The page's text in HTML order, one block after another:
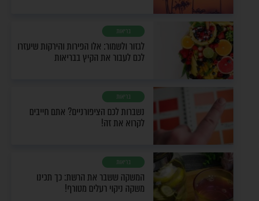
בריאות
לגזור ולשמור: אלו הפירות והירקות שיעזרו
לכם לעבור את הקיץ בבריאות
בריאות
נשברות לכם הציפורניים? אתם חייבים
לקרוא את זה!
בריאות
המשקה ששבר את הרשת: כך תכינו
משקה ניקוי רעלים מטורף!